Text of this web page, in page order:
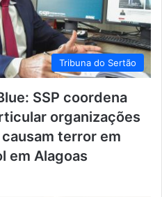
Tribuna do Sertão
SSP coordena
organizações
terror em
em Alagoas